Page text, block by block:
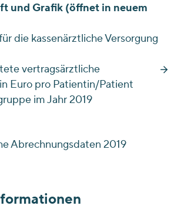
und Grafik (öffnet in neuem
die kassenärztliche Versorgung
vertragsärztliche
Euro pro Patientin/Patient
im Jahr 2019
Abrechnungsdaten 2019